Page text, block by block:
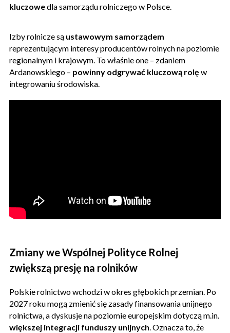
kluczowedla samorządu rolniczego w Polsce.
Izby rolnicze są ustawowym samorządem
reprezentującym interesy producentów rolnych na poziomie
regionalnym i krajowym. To właśnie one – zdaniem
Ardanowskiego – powinny odgrywać kluczową rolę w
integrowaniu środowiska.
Zmiany we Wspólnej Polityce Rolnej
zwiększą presję na rolników
Polskie rolnictwo wchodzi w okres głębokich przemian. Po
2027 roku mogą zmienić się zasady finansowania unijnego
rolnictwa, a dyskusje na poziomie europejskim dotyczą m.in.
większej integracji funduszy unijnych. Oznacza to, że